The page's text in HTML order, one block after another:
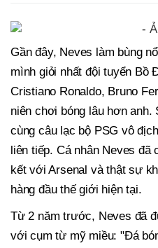
Gần đây, Neves làm bùng
mình giỏi nhất đội tuyển Bồ
Cristiano Ronaldo, Bruno
niên chơi bóng lâu hơn anh.
cùng câu lạc bộ PSG vô
liên tiếp. Cá nhân Neves
kết với Arsenal và thật sự
hàng đầu thế giới hiện tại.
Từ 2 năm trước, Neves đã
với cụm từ mỹ miều: "Đá